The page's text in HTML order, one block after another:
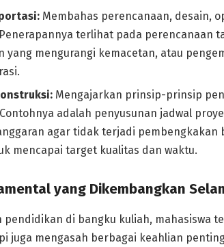
Membahas perencanaan, desain,
terlihat pada perencanaan
yang mengurangi kemacetan, atau
Mengajarkan prinsip-prinsip
adalah penyusunan jadwal
agar tidak terjadi
mencapai target kualitas dan waktu.
yang Dikembangkan
pendidikan di bangku kuliah, mahasiswa
juga mengasah berbagai keahlian